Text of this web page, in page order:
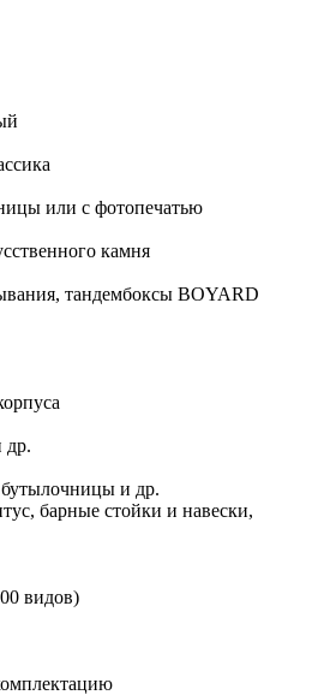
или с фотопечатью
камня
тандембоксы BOYARD
др.
и др.
барные стойки и навески,
видов)